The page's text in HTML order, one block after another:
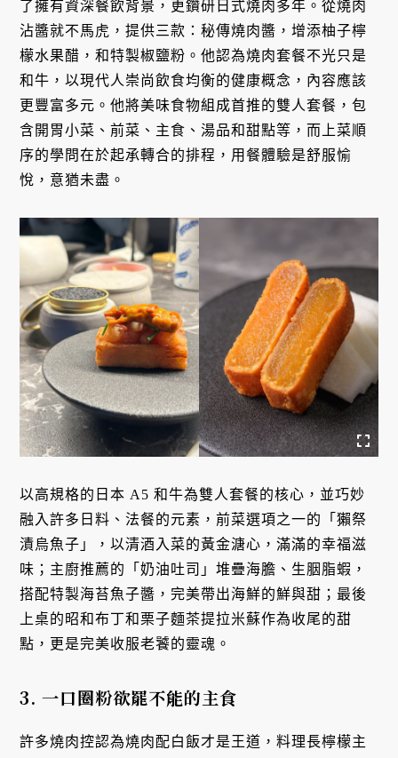
了擁有資深餐飲背景，更鑽研日式燒肉多年。從燒肉
沾醬就不馬虎，提供三款：秘傳燒肉醬，增添柚子檸
檬水果醋，和特製椒鹽粉。他認為燒肉套餐不光只是
和牛，以現代人崇尚飲食均衡的健康概念，內容應該
更豐富多元。他將美味食物組成首推的雙人套餐，包
含開胃小菜、前菜、主食、湯品和甜點等，而上菜順
序的學問在於起承轉合的排程，用餐體驗是舒服愉
悅，意猶未盡。
以高規格的日本 A5 和牛為雙人套餐的核心，並巧妙
融入許多日料、法餐的元素，前菜選項之一的「獺祭
漬烏魚子」，以清酒入菜的黃金溏心，滿滿的幸福滋
味；主廚推薦的「奶油吐司」堆疊海膽、生胭脂蝦，
搭配特製海苔魚子醬，完美帶出海鮮的鮮與甜；最後
上桌的昭和布丁和栗子麵茶提拉米蘇作為收尾的甜
點，更是完美收服老饕的靈魂。
3. 一口圈粉欲罷不能的主食
許多燒肉控認為燒肉配白飯才是王道，料理長檸檬主